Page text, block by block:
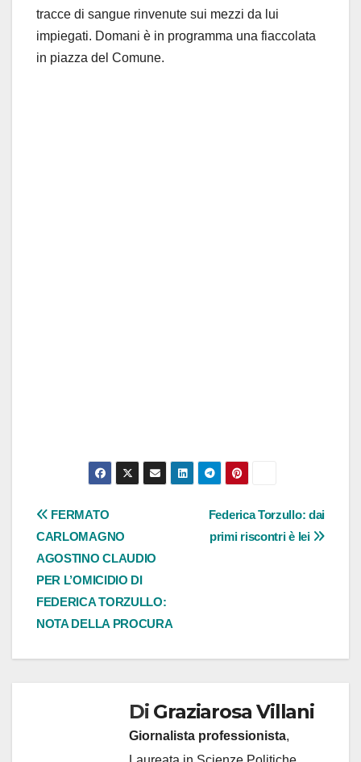
tracce di sangue rinvenute sui mezzi da lui
impiegati. Domani è in programma una fiaccolata
in piazza del Comune.
Navigazione
articoli
Federica Torzullo: dai
primi riscontri è lei
FERMATO
CARLOMAGNO
AGOSTINO CLAUDIO
PER L’OMICIDIO DI
FEDERICA TORZULLO:
NOTA DELLA PROCURA
Di Graziarosa Villani
Giornalista professionista,